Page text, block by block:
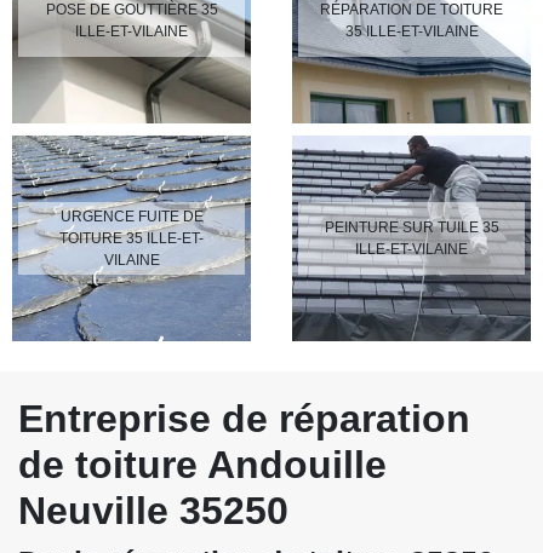
POSE DE GOUTTIÈRE 35
ILLE-ET-VILAINE
URGENCE FUITE DE
TOITURE 35 ILLE-ET-
VILAINE
RÉPARATION DE TOITURE
35 ILLE-ET-VILAINE
PEINTURE SUR TUILE 35
ILLE-ET-VILAINE
Entreprise de réparation
de toiture Andouille
Neuville 35250